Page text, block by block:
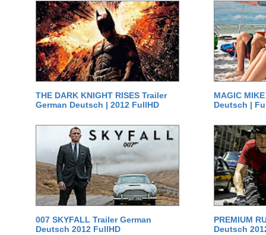
THE DARK KNIGHT RISES Trailer
German Deutsch | 2012 FullHD
MAGIC
Deutsch |
007 SKYFALL Trailer German
Deutsch 2012 FullHD
PREMIUM
Deutsch